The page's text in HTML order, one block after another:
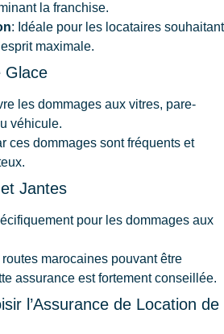
la franchise.
: Idéale pour les locataires souhaitant
maximale.
Glace
les dommages aux vitres, pare-
véhicule.
ces dommages sont fréquents et
Jantes
pour les dommages aux
routes marocaines pouvant être
assurance est fortement conseillée.
l’Assurance de Location de